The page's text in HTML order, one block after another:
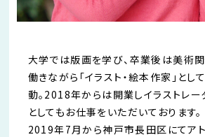
大学では版画を学び、卒業後は美術
働きながら「イラスト・絵本作家」と
動。2018年からは開業しイラストレー
としてもお仕事をいただいております。
2019年7月から神戸市長田区にてア